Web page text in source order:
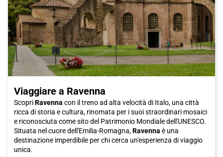
Fondazione Prada sono altri luoghi d'arte che vale
assolutamente la pena visitare durante il tuo soggiorno a
Milano.
Non possiamo dimenticare che Milano è il fulcro dell'economia
italiana, ed è sede della prestigiosa università Bocconi e della
Borsa Italiana. La città ospita anche importantissime fiere e
manifestazioni, come il Salone del Mobile, la Milano Fashion
Week e l'Artigiano in Fiera. Se la tua visita è per motivi di lavoro,
i suoi nuovi grattacieli e il Bosco Verticale premiato.
E dopo una giornata intensa di visite, non puoi lasciare Milano
senza assaporare la sua deliziosa cucina. La città offre una
vasta gamma di ristoranti, osterie e trattorie dove potrai
deliziarti con i piatti tradizionali milanesi. Non puoi perderti la
famosa cotoletta alla milanese, il risotto allo zafferano e il
panettone, dolce tipico delle festività natalizie.
Viaggiare a Ravenna
ScopriRavenna con il treno ad alta velocità di Italo, una città
ricca di storia e cultura, rinomata per i suoi straordinari mosaici
e riconosciuta come sito del Patrimonio Mondiale dell'UNESCO.
Situata nel cuore dell'Emilia-Romagna,Ravenna è una
destinazione imperdibile per chi cerca un'esperienza di viaggio
unica.